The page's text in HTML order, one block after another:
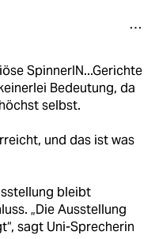
SpinnerIN...Gerichte
Bedeutung, da
selbst.
und das ist was
bleibt
„Die Ausstellung
sagt Uni-Sprecherin